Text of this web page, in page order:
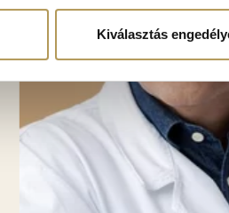
Ezenkívül közösségi média-,
akik kombinálhatják az
Kiválasztás